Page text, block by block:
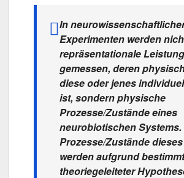
In
Experimenten werden
repräsentationale
gemessen, deren
diese oder jenes
ist, sondern physische
Prozesse/Zustände eines
neurobiotischen Systems.
Prozesse/Zustände
werden aufgrund
theoriegeleiteter